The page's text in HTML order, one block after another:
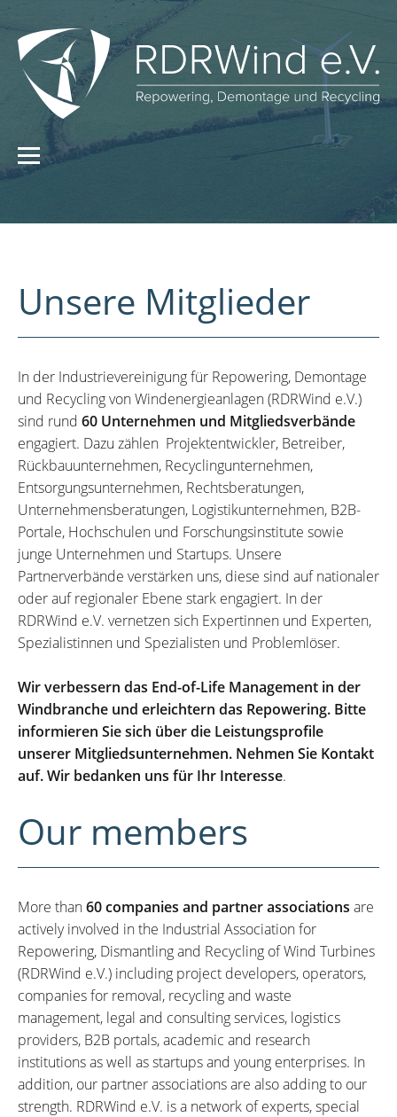
Unsere Mitglieder
In der Industrievereinigung für Repowering, Demontage
und Recycling von Windenergieanlagen (RDRWind e.V.)
sind rund 60 Unternehmen und Mitgliedsverbände
engagiert. Dazu zählen Projektentwickler, Betreiber,
Rückbauunternehmen, Recyclingunternehmen,
Entsorgungsunternehmen, Rechtsberatungen,
Unternehmensberatungen, Logistikunternehmen, B2B-
Portale, Hochschulen und Forschungsinstitute sowie
junge Unternehmen und Startups. Unsere
Partnerverbände verstärken uns, diese sind auf nationaler
oder auf regionaler Ebene stark engagiert. In der
RDRWind e.V. vernetzen sich Expertinnen und Experten,
Spezialistinnen und Spezialisten und Problemlöser.
Wir verbessern das End-of-Life Management in der
Windbranche und erleichtern das Repowering. Bitte
informieren Sie sich über die Leistungsprofile
unserer Mitgliedsunternehmen. Nehmen Sie Kontakt
auf. Wir bedanken uns für Ihr Interesse.
Our members
More than60 companies and partner associations are
actively involved in the Industrial Association for
Repowering, Dismantling and Recycling of Wind Turbines
(RDRWind e.V.) including project developers, operators,
companies for removal, recycling and waste
management, legal and consulting services, logistics
providers, B2B portals, academic and research
institutions as well as startups and young enterprises. In
addition, our partner associations are also adding to our
strength. RDRWind e.V. is a network of experts, special